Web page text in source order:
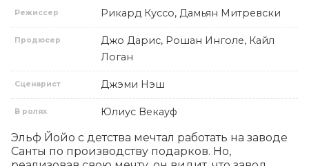
Режиссер Рикард Куссо, Дамьян Митревски
Продюсер
Джо Дарис, Рошан Инголе, Кайл
Логан
Сценарист Джэми Нэш
В ролях Юлиус Векауф
Эльф Йойо с детства мечтал работать на заводе
Санты по производству подарков. Но,